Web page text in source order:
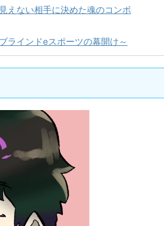
ない相手に決めた魂のコンボ
ラインドeスポーツの幕開け～